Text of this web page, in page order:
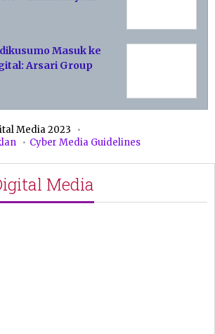
Masuk ke
Arsari Group
Media 2023
Cyber Media Guidelines
Media